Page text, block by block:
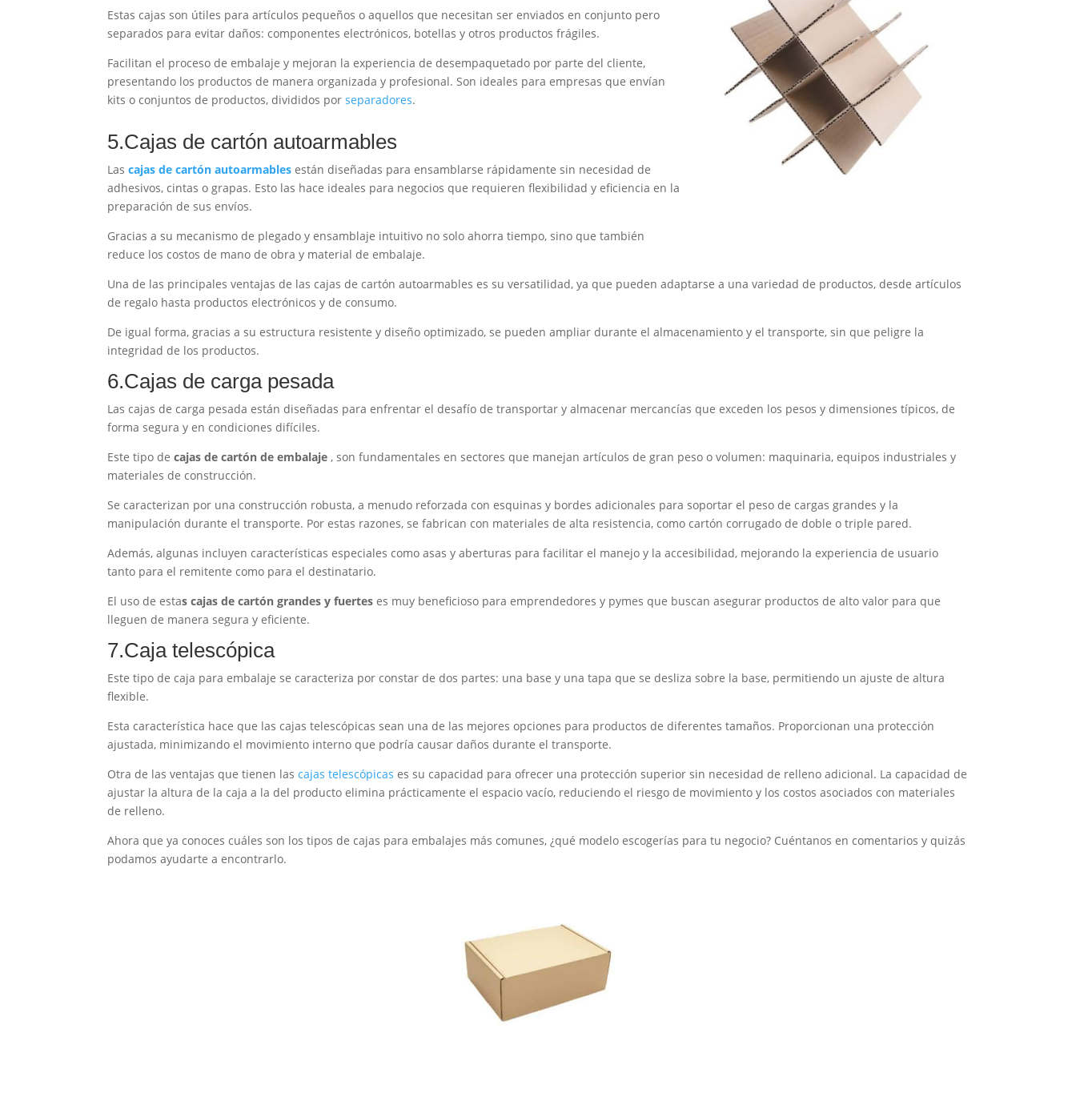
Estas cajas son útiles para artículos pequeños o aquellos que necesitan ser enviados en conjunto pero
separados para evitar daños: componentes electrónicos, botellas y otros productos frágiles.
Facilitan el proceso de embalaje y mejoran la experiencia de desempaquetado por parte del cliente,
presentando los productos de manera organizada y profesional. Son ideales para empresas que envían
kits o conjuntos de productos, divididos porseparadores.
5.Cajas de cartón autoarmables
Lascajas de cartón autoarmables están diseñadas para ensamblarse rápidamente sin necesidad de
adhesivos, cintas o grapas. Esto las hace ideales para negocios que requieren flexibilidad y eficiencia en la
preparación de sus envíos.
Gracias a su mecanismo de plegado y ensamblaje intuitivo no solo ahorra tiempo, sino que también
reduce los costos de mano de obra y material de embalaje.
Una de las principales ventajas de las cajas de cartón autoarmables es su versatilidad, ya que pueden adaptarse a una variedad de productos, desde artículos
de regalo hasta productos electrónicos y de consumo.
De igual forma, gracias a su estructura resistente y diseño optimizado, se pueden ampliar durante el almacenamiento y el transporte, sin que peligre la
integridad de los productos.
6.Cajas de carga pesada
Las cajas de carga pesada están diseñadas para enfrentar el desafío de transportar y almacenar mercancías que exceden los pesos y dimensiones típicos, de
forma segura y en condiciones difíciles.
Este tipo decajas de cartón de embalaje , son fundamentales en sectores que manejan artículos de gran peso o volumen: maquinaria, equipos industriales y
materiales de construcción.
Se caracterizan por una construcción robusta, a menudo reforzada con esquinas y bordes adicionales para soportar el peso de cargas grandes y la
manipulación durante el transporte. Por estas razones, se fabrican con materiales de alta resistencia, como cartón corrugado de doble o triple pared.
Además, algunas incluyen características especiales como asas y aberturas para facilitar el manejo y la accesibilidad, mejorando la experiencia de usuario
tanto para el remitente como para el destinatario.
El uso de estas cajas de cartón grandes y fuertes es muy beneficioso para emprendedores y pymes que buscan asegurar productos de alto valor para que
lleguen de manera segura y eficiente.
7.Caja telescópica
Este tipo de caja para embalaje se caracteriza por constar de dos partes: una base y una tapa que se desliza sobre la base, permitiendo un ajuste de altura
flexible.
Esta característica hace que las cajas telescópicas sean una de las mejores opciones para productos de diferentes tamaños. Proporcionan una protección
ajustada, minimizando el movimiento interno que podría causar daños durante el transporte.
Otra de las ventajas que tienen lascajas telescópicas es su capacidad para ofrecer una protección superior sin necesidad de relleno adicional. La capacidad de
ajustar la altura de la caja a la del producto elimina prácticamente el espacio vacío, reduciendo el riesgo de movimiento y los costos asociados con materiales
de relleno.
Ahora que ya conoces cuáles son los tipos de cajas para embalajes más comunes, ¿qué modelo escogerías para tu negocio? Cuéntanos en comentarios y quizás
podamos ayudarte a encontrarlo.